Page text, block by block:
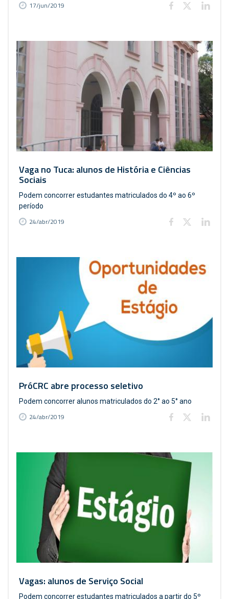
17/jun/2019
Vaga no Tuca: alunos de História e Ciências
Sociais
Podem concorrer estudantes matriculados do 4º ao 6º
período
24/abr/2019
PróCRC abre processo seletivo
Podem concorrer alunos matriculados do 2° ao 5° ano
24/abr/2019
Vagas: alunos de Serviço Social
Podem concorrer estudantes matriculados a partir do 5º